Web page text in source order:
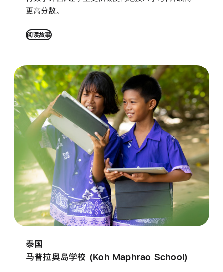
更高分数。
阅读故事
泰国
马普拉奥岛学校 (Koh Maphrao School)